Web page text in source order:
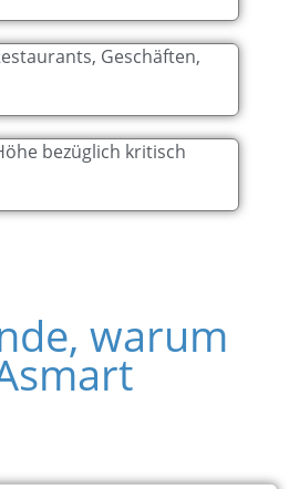
Geschäften,
bezüglich kritisch
warum